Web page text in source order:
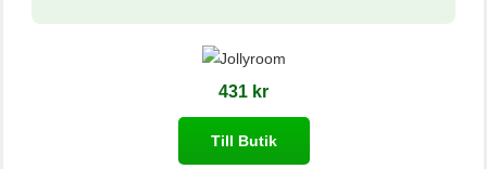
431 kr
Till Butik